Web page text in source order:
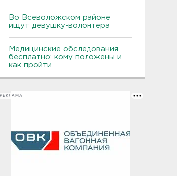
Во Всеволожском районе
ищут девушку-волонтера
Медицинские обследования
бесплатно: кому положены и
как пройти
РЕКЛАМА